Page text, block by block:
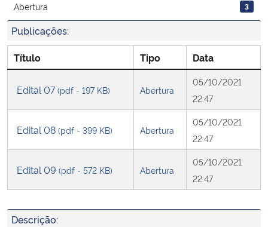
Ministério de Minas e Energia
Controladoria-Geral da União
Ministério da Mulher, da Família e dos Direitos Humanos
Abertura 3
Publicações:
Título Tipo Data
Edital 07(pdf - 197 KB) Abertura
05/10/2021
22:47
Edital 08 (pdf - 399 KB) Abertura
05/10/2021
22:47
Edital 09 (pdf - 572 KB) Abertura
05/10/2021
22:47
Descrição: